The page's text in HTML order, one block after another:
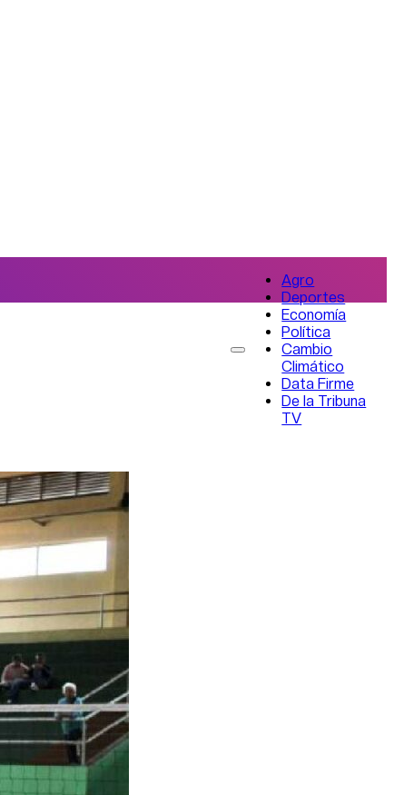
Agro
Deportes
Economía
Política
Cambio
Climático
Data Firme
De la Tribuna
TV